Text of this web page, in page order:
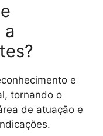
a
e
tornando o
de atuação e